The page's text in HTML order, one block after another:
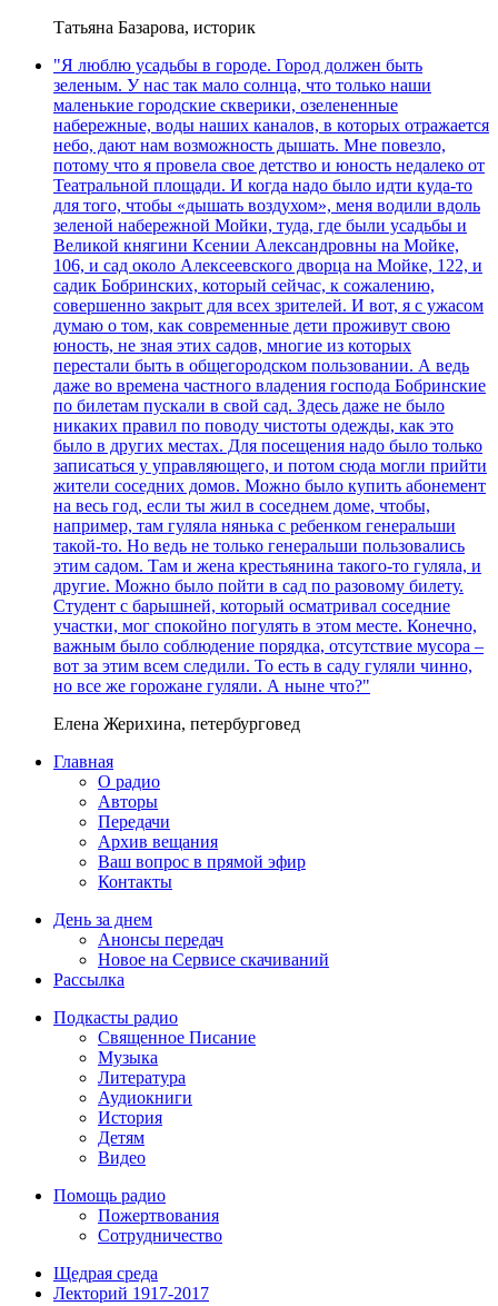
Татьяна Базарова, историк
"Я люблю усадьбы в городе. Город должен быть
зеленым. У нас так мало солнца, что только наши
маленькие городские скверики, озелененные
набережные, воды наших каналов, в которых отражается
небо, дают нам возможность дышать. Мне повезло,
потому что я провела свое детство и юность недалеко от
Театральной площади. И когда надо было идти куда-то
для того, чтобы «дышать воздухом», меня водили вдоль
зеленой набережной Мойки, туда, где были усадьбы и
Великой княгини Ксении Александровны на Мойке,
106, и сад около Алексеевского дворца на Мойке, 122, и
садик Бобринских, который сейчас, к сожалению,
совершенно закрыт для всех зрителей. И вот, я с ужасом
думаю о том, как современные дети проживут свою
юность, не зная этих садов, многие из которых
перестали быть в общегородском пользовании. А ведь
даже во времена частного владения господа Бобринские
по билетам пускали в свой сад. Здесь даже не было
никаких правил по поводу чистоты одежды, как это
было в других местах. Для посещения надо было только
записаться у управляющего, и потом сюда могли прийти
жители соседних домов. Можно было купить абонемент
на весь год, если ты жил в соседнем доме, чтобы,
например, там гуляла нянька с ребенком генеральши
такой-то. Но ведь не только генеральши пользовались
этим садом. Там и жена крестьянина такого-то гуляла, и
другие. Можно было пойти в сад по разовому билету.
Студент с барышней, который осматривал соседние
участки, мог спокойно погулять в этом месте. Конечно,
важным было соблюдение порядка, отсутствие мусора –
вот за этим всем следили. То есть в саду гуляли чинно,
но все же горожане гуляли. А ныне что?"
Елена Жерихина, петербурговед
Главная
О радио
Авторы
Передачи
Архив вещания
Ваш вопрос в прямой эфир
Контакты
День за днем
Анонсы передач
Новое на Сервисе скачиваний
Рассылка
Подкасты радио
Священное Писание
Музыка
Литература
Аудиокниги
История
Детям
Видео
Помощь радио
Пожертвования
Сотрудничество
Щедрая среда
Лекторий 1917-2017